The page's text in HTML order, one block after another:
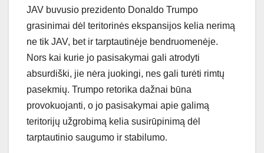
JAV buvusio prezidento Donaldo Trumpo
grasinimai dėl teritorinės ekspansijos kelia nerimą
ne tik JAV, bet ir tarptautinėje bendruomenėje.
Nors kai kurie jo pasisakymai gali atrodyti
absurdiški, jie nėra juokingi, nes gali turėti rimtų
pasekmių. Trumpo retorika dažnai būna
provokuojanti, o jo pasisakymai apie galimą
teritorijų užgrobimą kelia susirūpinimą dėl
tarptautinio saugumo ir stabilumo.